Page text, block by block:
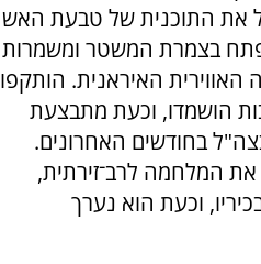
את התוכנית של טבעת האש
בצמרת המשטר ומשמרות
האיראנית. הותקפו
הושמדו, וכעת מתבצעת
בחודשים האחרונים.
המלחמה לרב־זירתית,
וכעת הוא נערך